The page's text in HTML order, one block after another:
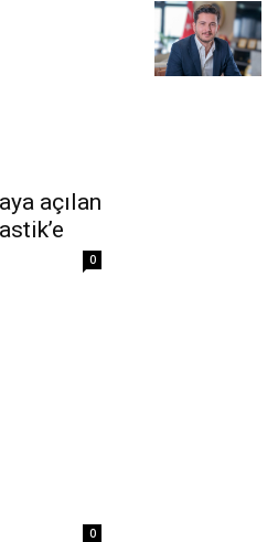
açılan
0
0